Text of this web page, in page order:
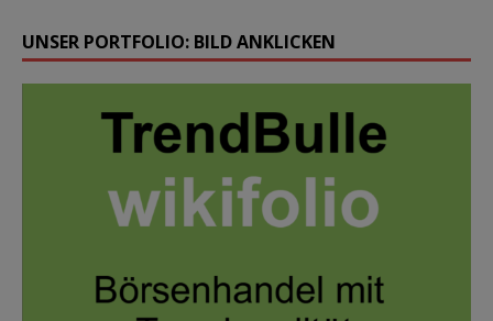
UNSER PORTFOLIO: BILD ANKLICKEN